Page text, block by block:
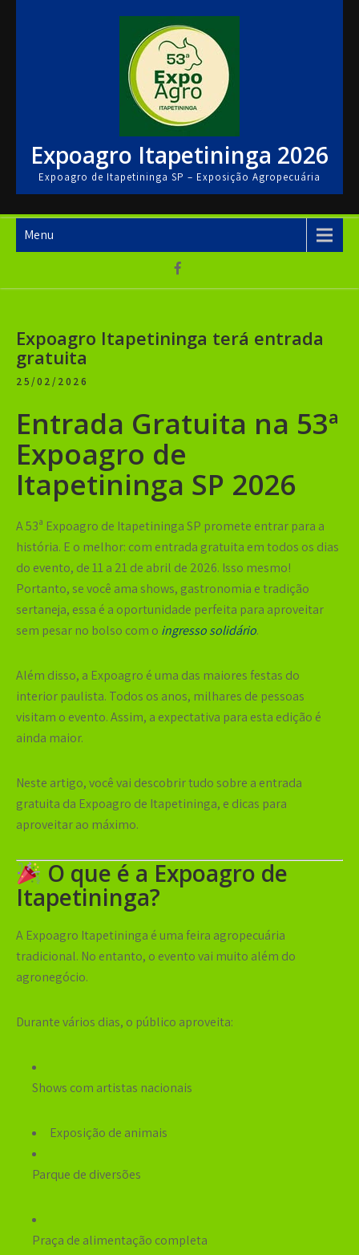
Expoagro Itapetininga 2026
Expoagro de Itapetininga SP – Exposição Agropecuária
Menu
Expoagro Itapetininga terá entrada
gratuita
25/02/2026
Entrada Gratuita na 53ª
Expoagro de
Itapetininga SP 2026
A53ª Expoagro de Itapetininga SP promete entrar para a
história. E o melhor: com entrada gratuita em todos os dias
do evento, de11 a 21 de abril de 2026. Isso mesmo!
Portanto, se você ama shows, gastronomia e tradição
sertaneja, essa é a oportunidade perfeita para aproveitar
sem pesar no bolso com o ingresso solidário.
Além disso, a Expoagro é uma das maiores festas do
interior paulista. Todos os anos, milhares de pessoas
visitam o evento. Assim, a expectativa para esta edição é
ainda maior.
Neste artigo, você vai descobrir tudo sobre a entrada
gratuita da Expoagro de Itapetininga, e dicas para
aproveitar ao máximo.
O que é a Expoagro de
Itapetininga?
A Expoagro Itapetininga é uma feira agropecuária
tradicional. No entanto, o evento vai muito além do
agronegócio.
Durante vários dias, o público aproveita:
Shows com artistas nacionais
Exposição de animais
Parque de diversões
Praça de alimentação completa